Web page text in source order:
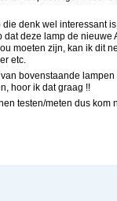
denk wel interessant
deze lamp de nieuwe
moeten zijn, kan ik dit
etc.
bovenstaande
hoor ik dat graag !!
testen/meten dus kom